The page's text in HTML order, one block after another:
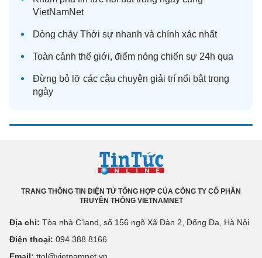
VietNamNet
Dòng chảy Thời sự nhanh và chính xác nhất
Toàn cảnh thế giới, điểm nóng chiến sự 24h qua
Đừng bỏ lỡ các câu chuyện giải trí nổi bật trong
ngày
TRANG THÔNG TIN ĐIỆN TỬ TỔNG HỢP CỦA CÔNG TY CỔ PHẦN
TRUYỀN THÔNG VIETNAMNET
Địa chỉ: Tòa nhà C’land, số 156 ngõ Xã Đàn 2, Đống Đa, Hà Nội
Điện thoại: 094 388 8166